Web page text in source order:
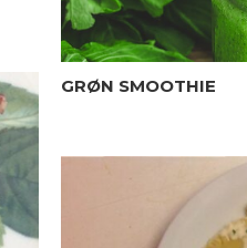
GRØN SMOOTHIE